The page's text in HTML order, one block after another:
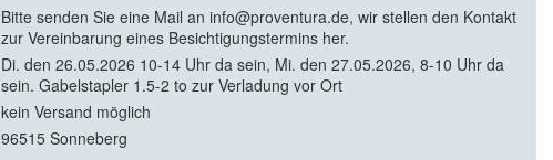
Bitte senden Sie eine Mail an info@proventura.de, wir stellen den Kontakt
zur Vereinbarung eines Besichtigungstermins her.
Di. den 26.05.2026 10-14 Uhr da sein, Mi. den 27.05.2026, 8-10 Uhr da
sein. Gabelstapler 1.5-2 to zur Verladung vor Ort
kein Versand möglich
96515 Sonneberg